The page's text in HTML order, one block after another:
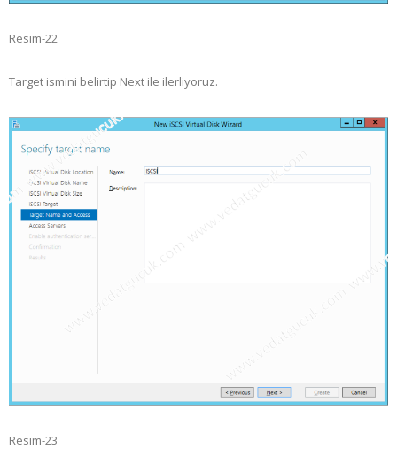
Resim-22
Target ismini belirtip Next ile ilerliyoruz.
Resim-23